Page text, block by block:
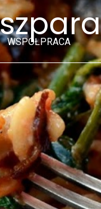
WSPÓŁPRACA